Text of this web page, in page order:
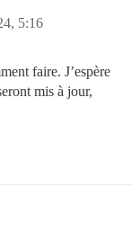
5:16
faire. J’espère
mis à jour,